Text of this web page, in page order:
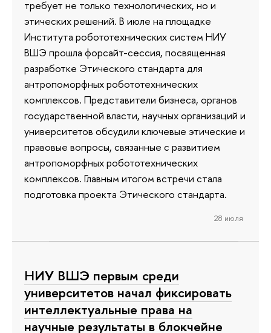
требует не только технологических, но и
этических решений. В июле на площадке
Института робототехнических систем НИУ
ВШЭ прошла форсайт-сессия, посвященная
разработке Этического стандарта для
антропоморфных робототехнических
комплексов. Представители бизнеса, органов
государственной власти, научных организаций и
университетов обсудили ключевые этические и
правовые вопросы, связанные с развитием
антропоморфных робототехнических
комплексов. Главным итогом встречи стала
подготовка проекта Этического стандарта.
28 июля
НИУ ВШЭ первым среди
университетов начал фиксировать
интеллектуальные права на
научные результаты в блокчейне